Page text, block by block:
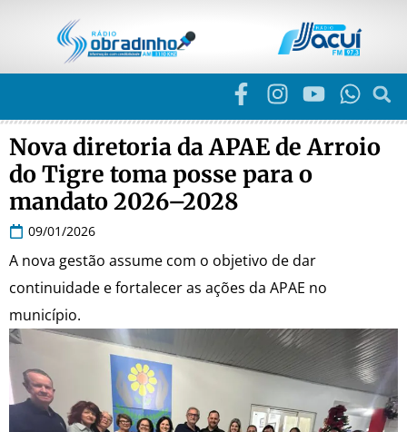
Nova diretoria da APAE de Arroio
do Tigre toma posse para o
mandato 2026–2028
09/01/2026
A nova gestão assume com o objetivo de dar
continuidade e fortalecer as ações da APAE no
município.